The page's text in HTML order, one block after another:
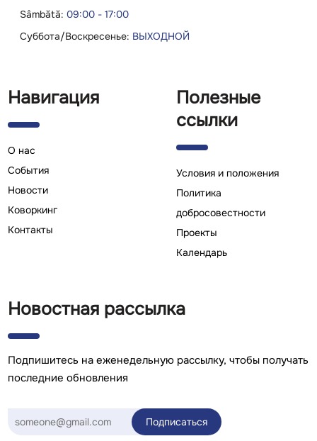
Sâmbătă:09:00 - 17:00
Суббота/Воскресенье: ВЫХОДНОЙ
Навигация
О нас
Cобытия
Новости
Коворкинг
Контакты
Полезные
ссылки
Условия и положения
Политика
добросовестности
Проекты
Календарь
Новостная рассылка
Подпишитесь на еженедельную рассылку, чтобы получать
последние обновления